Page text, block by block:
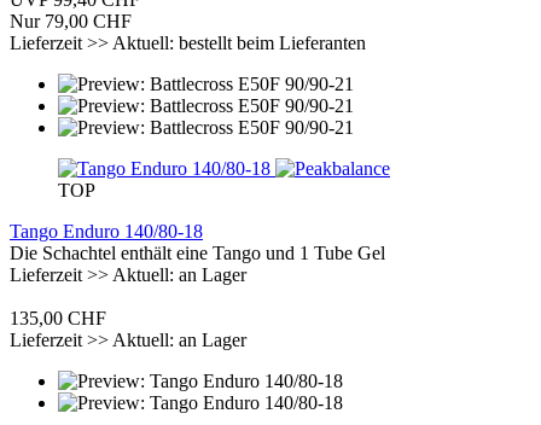
Nur 79,00 CHF
Lieferzeit >> Aktuell: bestellt beim Lieferanten
TOP
Tango Enduro 140/80-18
Die Schachtel enthält eine Tango und 1 Tube Gel
Lieferzeit >> Aktuell: an Lager
135,00 CHF
Lieferzeit >> Aktuell: an Lager